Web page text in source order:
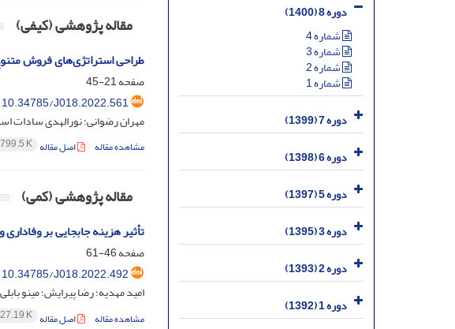
مقاله پژوهشی (کیفی)
طراحی استراتژی‌های فروش
صفحه21-45
10.34785/J018.2022.561
مهران رضوانی؛ نورالهدی سادات
مشاهده مقاله اصل مقاله 799.5 K
مقاله پژوهشی (کمی)
تأثیر هزینه جابجایی بر
صفحه46-61
10.34785/J018.2022.492
امید مهدیه؛ رضا پیرایش؛ مینو بابلی
مشاهده مقاله اصل مقاله K
دوره 8 (1400)
شماره 4
شماره 3
شماره 2
شماره 1
دوره 7 (1399)
دوره 6 (1398)
دوره 5 (1397)
دوره 3 (1395)
دوره 2 (1393)
دوره 1 (1392)